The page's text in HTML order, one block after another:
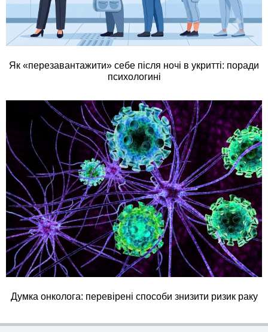
Як «перезавантажити» себе після ночі в укритті: поради
психологині
Думка онколога: перевірені способи знизити ризик раку